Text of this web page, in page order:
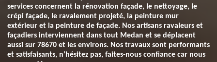
services concernent la rénovation façade, le nettoyage, le
crépi façade, le ravalement projeté, la peinture mur
extérieur et la peinture de façade. Nos artisans ravaleurs et
façadiers interviennent dans tout Medan et se déplacent
aussi sur 78670 et les environs. Nos travaux sont performants
et satisfaisants, n’hésitez pas, faites-nous confiance car nous